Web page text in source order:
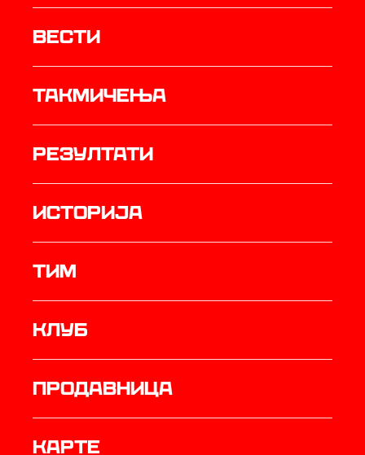
Вести
Такмичења
резултати
историја
ТИМ
Клуб
продавница
Карте